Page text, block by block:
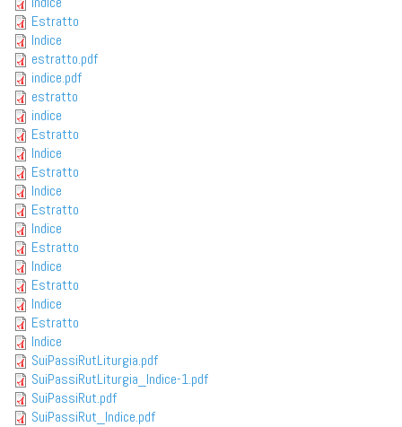
Estratto
Indice
estratto.pdf
indice.pdf
estratto
indice
Estratto
Indice
Estratto
Indice
Estratto
Indice
Estratto
Indice
Estratto
Indice
Estratto
Indice
SuiPassiRutLiturgia.pdf
SuiPassiRutLiturgia_Indice-1.pdf
SuiPassiRut.pdf
SuiPassiRut_Indice.pdf